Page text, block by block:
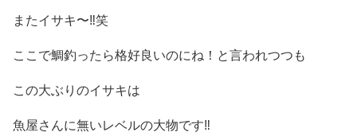
またイサキ〜‼️笑
ここで鯛釣ったら格好良いのにね！と言われつつも
この大ぶりのイサキは
魚屋さんに無いレベルの大物です‼️